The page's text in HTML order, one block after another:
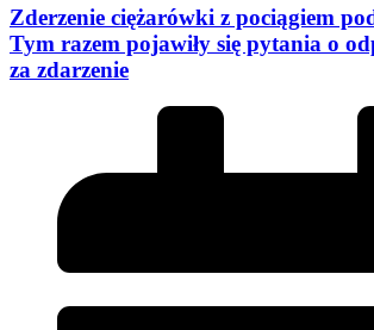
Zderzenie ciężarówki z pociągiem
Tym razem pojawiły się pytania o
za zdarzenie